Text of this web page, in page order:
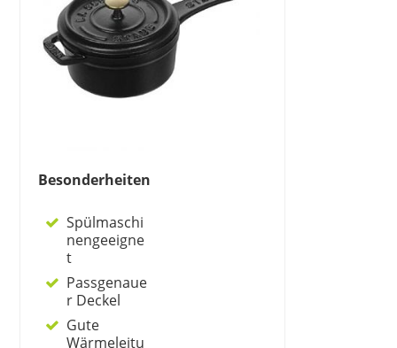
Besonderheiten
Spülmaschi
nengeeigne
t
Passgenaue
r Deckel
Gute
Wärmeleitu